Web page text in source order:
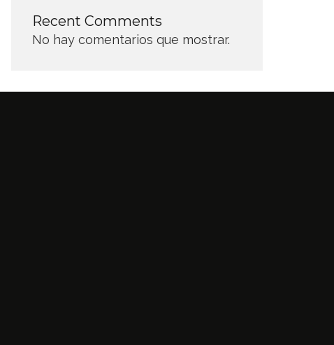
Recent Comments
No hay comentarios que mostrar.